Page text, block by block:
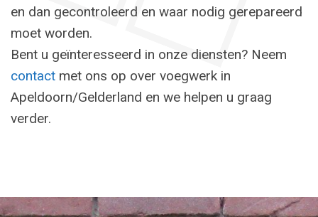
en dan gecontroleerd en waar nodig gerepareerd
moet worden.
Bent u geïnteresseerd in onze diensten? Neem
contact met ons op over voegwerk in
Apeldoorn/Gelderland en we helpen u graag
verder.